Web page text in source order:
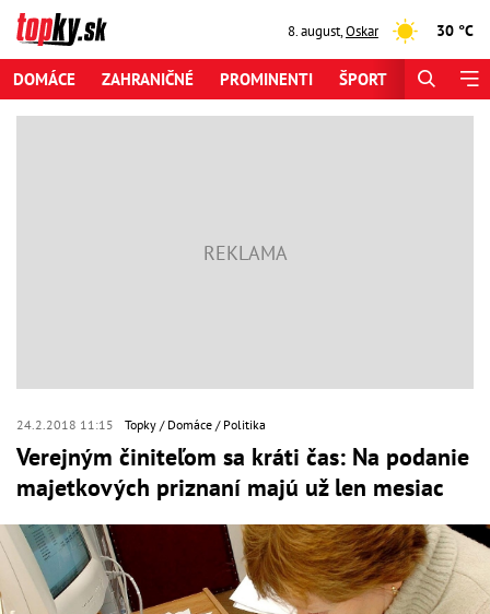
8. august,Oskar 30 °C
DOMÁCE ZAHRANIČNÉ PROMINENTI ŠPORT
24.2.2018 11:15 Topky Domáce Politika
Verejným činiteľom sa kráti čas: Na podanie
majetkových priznaní majú už len mesiac